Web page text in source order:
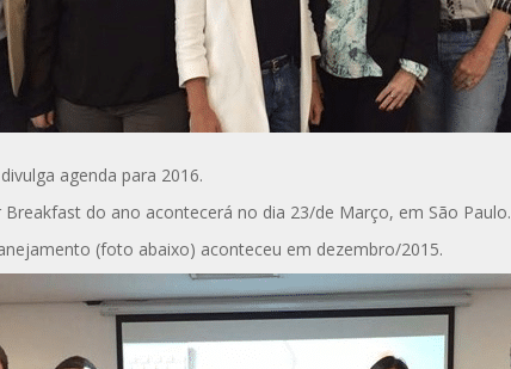
agenda para 2016.
do ano acontecerá no dia 23/de Março, em São Paulo.
(foto abaixo) aconteceu em dezembro/2015.